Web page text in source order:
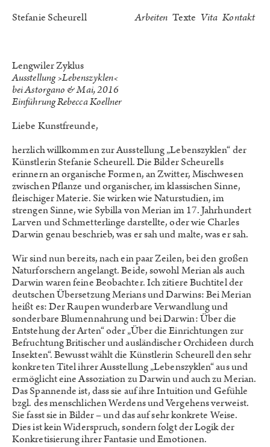
Stefanie Scheurell Arbeiten Texte Vita Kontakt
Lengwiler Zyklus
Ausstellung ›Lebenszyklen‹
bei Astorgano & Mai, 2016
Einführung Rebecca Koellner
Liebe Kunstfreunde,
herzlich willkommen zur Ausstellung „Lebenszyklen“ der
Künstlerin Stefanie Scheurell. Die Bilder Scheurells
erinnern an organische Formen, an Zwitter, Mischwesen
zwischen Pflanze und organischer, im klassischen Sinne,
fleischiger Materie. Sie wirken wie Naturstudien, im
strengen Sinne, wie Sybilla von Merian im 17. Jahrhundert
Larven und Schmetterlinge darstellte, oder wie Charles
Darwin genau beschrieb, was er sah und malte, was er sah.
Wir sind nun bereits, nach ein paar Zeilen, bei den großen
Naturforschern angelangt. Beide, sowohl Merian als auch
Darwin waren feine Beobachter. Ich zitiere Buchtitel der
deutschen Übersetzung Merians und Darwins: Bei Merian
heißt es: Der Raupen wunderbare Verwandlung und
sonderbare Blumennahrung und bei Darwin: Über die
Entstehung der Arten“ oder „Über die Einrichtungen zur
Befruchtung Britischer und ausländischer Orchideen durch
Insekten“. Bewusst wählt die Künstlerin Scheurell den sehr
konkreten Titel ihrer Ausstellung „Lebenszyklen“ aus und
ermöglicht eine Assoziation zu Darwin und auch zu Merian.
Das Spannende ist, dass sie auf ihre Intuition und Gefühle
bzgl. des menschlichen Werdens und Vergehens verweist.
Sie fasst sie in Bilder – und das auf sehr konkrete Weise.
Dies ist kein Widerspruch, sondern folgt der Logik der
Konkretisierung ihrer Fantasie und Emotionen.